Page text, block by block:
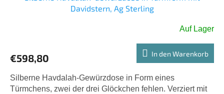
Davidstern, Ag Sterling
Auf Lager
€598,80 In den Warenkorb
Silberne Havdalah-Gewürzdose in Form eines
Türmchens, zwei der drei Glöckchen fehlen. Verziert mit